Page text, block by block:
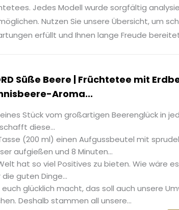
Jedes Modell wurde sorgfältig
Nutzen Sie unsere Übersicht, um
erfüllt und Ihnen lange Freude
Süße Beere | Früchtetee mit
Aroma...
Stück vom großartigen Beerenglück in
diese...
(200 ml) einen Aufgussbeutel mit
aufgießen und 8 Minuten...
hat so viel Positives zu bieten. Wie wäre
guten Dinge...
euch glücklich macht, das soll auch unsere
Deshalb stammen all unsere...